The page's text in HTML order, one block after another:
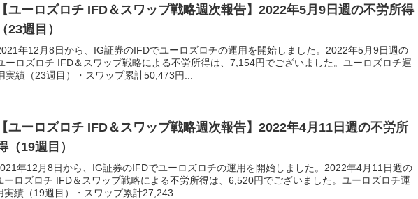
【ユーロズロチ IFD＆スワップ戦略週次報告】2022年5月9日週の不労所得
（23週目）
年12月8日から、IG証券のIFDでユーロズロチの運用を開始しました。2022年5月9日週の
ーロズロチ IFD＆スワップ戦略による不労所得は、7,154円でございました。ユーロズロチ運
実績（23週目）・スワップ累計50,473円...
【ユーロズロチ IFD＆スワップ戦略週次報告】2022年4月11日週の不労所
（19週目）
年12月8日から、IG証券のIFDでユーロズロチの運用を開始しました。2022年4月11日週の
ーロズロチ IFD＆スワップ戦略による不労所得は、6,520円でございました。ユーロズロチ運
実績（19週目）・スワップ累計27,243...